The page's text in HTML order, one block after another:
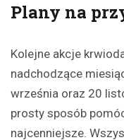
Plany na
Kolejne akcje
nadchodzące
września oraz 20
prosty sposób
najcenniejsze.